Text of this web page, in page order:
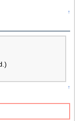
↑
↑